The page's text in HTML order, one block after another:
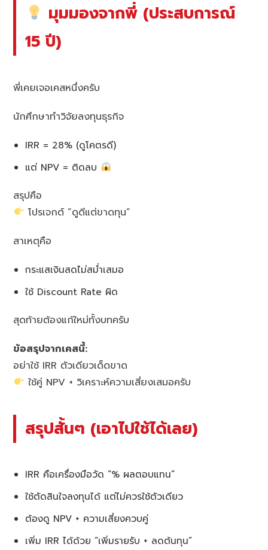
มุมมองจากพี่ (ประสบการณ์
15 ปี)
พี่เคยเจอเคสหนึ่งครับ
นักศึกษาทำวิจัยลงทุนธุรกิจ
IRR = 28% (ดูโคตรดี)
แต่ NPV = ติดลบ
สรุปคือ
โปรเจกต์ “ดูดีแต่ขาดทุน”
สาเหตุคือ
กระแสเงินสดไม่สม่ำเสมอ
ใช้ Discount Rate ผิด
สุดท้ายต้องแก้ใหม่ทั้งบทครับ
ข้อสรุปจากเคสนี้:
อย่าใช้ IRR ตัวเดียวเด็ดขาด
ใช้คู่ NPV + วิเคราะห์ความเสี่ยงเสมอครับ
สรุปสั้นๆ (เอาไปใช้ได้เลย)
IRR คือเครื่องมือวัด “% ผลตอบแทน”
ใช้ตัดสินใจลงทุนได้ แต่ไม่ควรใช้ตัวเดียว
ต้องดู NPV + ความเสี่ยงควบคู่
เพิ่ม IRR ได้ด้วย “เพิ่มรายรับ + ลดต้นทุน”